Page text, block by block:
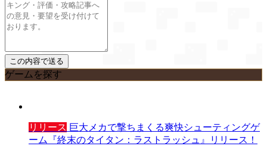
ゲームを探す
リリース 巨大メカで撃ちまくる爽快シューティングゲ
ーム『終末のタイタン：ラストラッシュ』リリース！